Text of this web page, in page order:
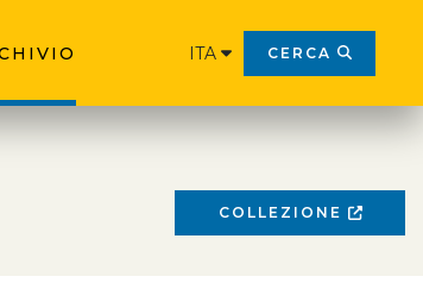
ITA CERCA
COLLEZIONE